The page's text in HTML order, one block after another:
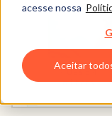
acesse nossa
Aceitar